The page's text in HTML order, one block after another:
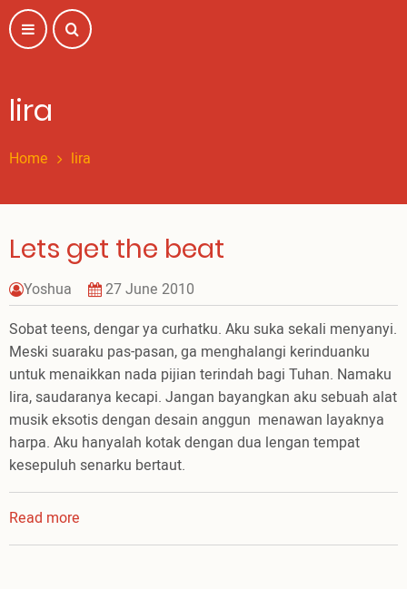
Skip
to
main
lira
Home lira
Lets get the beat
Yoshua
27 June 2010
Sobat teens, dengar ya curhatku. Aku suka sekali menyanyi.
Meski suaraku pas-pasan, ga menghalangi kerinduanku
untuk menaikkan nada pijian terindah bagi Tuhan. Namaku
lira, saudaranya kecapi. Jangan bayangkan aku sebuah alat
musik eksotis dengan desain anggun menawan layaknya
harpa. Aku hanyalah kotak dengan dua lengan tempat
kesepuluh senarku bertaut.
Read more
Lets